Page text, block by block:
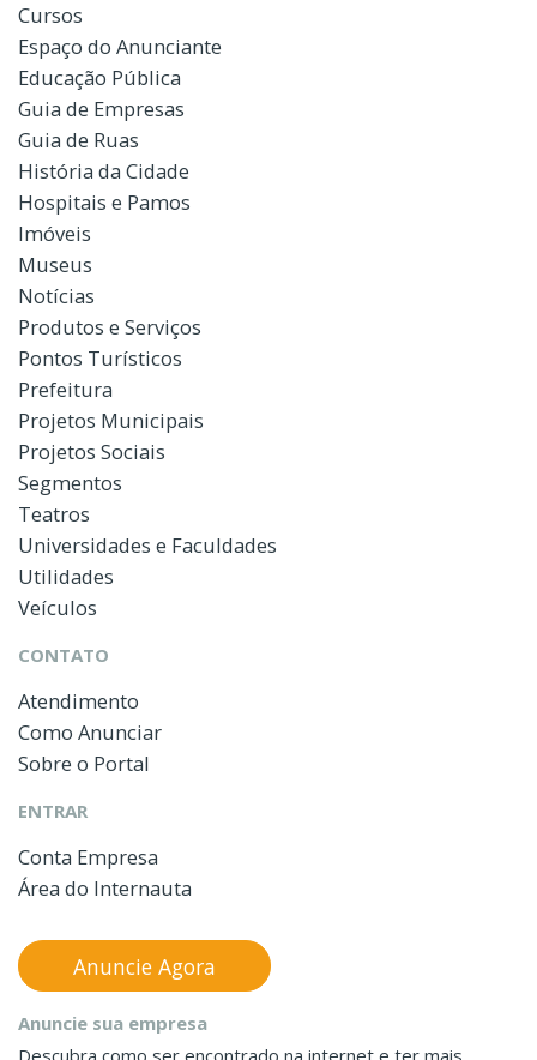
Cursos
Espaço do Anunciante
Educação Pública
Guia de Empresas
Guia de Ruas
História da Cidade
Hospitais e Pamos
Imóveis
Museus
Notícias
Produtos e Serviços
Pontos Turísticos
Prefeitura
Projetos Municipais
Projetos Sociais
Segmentos
Teatros
Universidades e Faculdades
Utilidades
Veículos
CONTATO
Atendimento
Como Anunciar
Sobre o Portal
ENTRAR
Conta Empresa
Área do Internauta
Anuncie sua empresa
Descubra como ser encontrado na internet e ter mais
Anuncie Agora